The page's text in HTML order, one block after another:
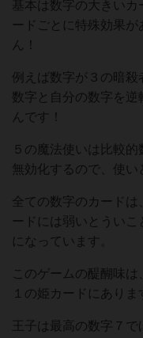
基本は数字の大きいカ
ードごとに特殊効果が
ん！
例えば数字が３の暗
数字と自分の数字を
んです！
５の魔法使いは比較
無効化するので、使い
全ての数字のカードは
ードには弱いとういこ
になっています。
このゲームの醍醐味
１の姫カードにありま
王子は最高の数字７